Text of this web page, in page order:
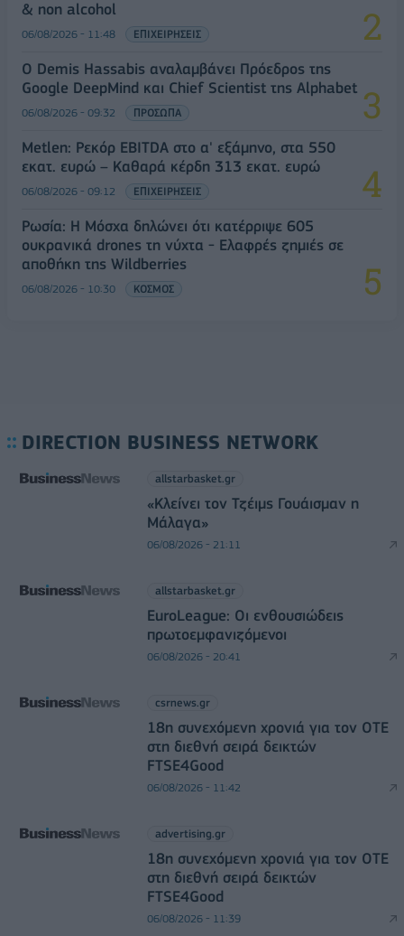
& non alcohol
06/08/2026 - 11:48 ΕΠΙΧΕΙΡΗΣΕΙΣ
Ο Demis Hassabis αναλαμβάνει Πρόεδρος της
Google DeepMind και Chief Scientist της Alphabet
06/08/2026 - 09:32 ΠΡΟΣΩΠΑ
Metlen: Ρεκόρ EBITDA στο α' εξάμηνο, στα 550
εκατ. ευρώ – Καθαρά κέρδη 313 εκατ. ευρώ
06/08/2026 - 09:12 ΕΠΙΧΕΙΡΗΣΕΙΣ
Ρωσία: Η Μόσχα δηλώνει ότι κατέρριψε 605
ουκρανικά drones τη νύχτα - Ελαφρές ζημιές σε
αποθήκη της Wildberries
06/08/2026 - 10:30 ΚΟΣΜΟΣ
DIRECTION BUSINESS NETWORK
allstarbasket.gr
«Κλείνει τον Τζέιμς Γουάισμαν η
Μάλαγα»
06/08/2026 - 21:11
allstarbasket.gr
EuroLeague: Οι ενθουσιώδεις
πρωτοεμφανιζόμενοι
06/08/2026 - 20:41
csrnews.gr
18η συνεχόμενη χρονιά για τον ΟΤΕ
στη διεθνή σειρά δεικτών
FTSE4Good
06/08/2026 - 11:42
advertising.gr
18η συνεχόμενη χρονιά για τον ΟΤΕ
στη διεθνή σειρά δεικτών
FTSE4Good
06/08/2026 - 11:39